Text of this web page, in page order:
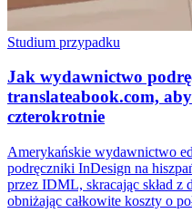
Studium przypadku
Jak wydawnictwo
translateabook.com,
czterokrotnie
Amerykańskie wydawnictwo
podręczniki InDesign na
przez IDML, skracając skład
obniżając całkowite koszty o